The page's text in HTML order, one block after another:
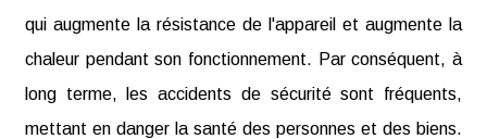
qui augmente la résistance de l'appareil et augmente la
chaleur pendant son fonctionnement. Par conséquent, à
long terme, les accidents de sécurité sont fréquents,
mettant en danger la santé des personnes et des biens.